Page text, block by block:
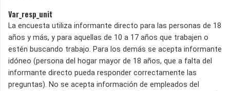
Var_resp_unit
La encuesta utiliza informante directo para las personas de 18
años y más, y para aquellas de 10 a 17 años que trabajen o
estén buscando trabajo. Para los demás se acepta informante
idóneo (persona del hogar mayor de 18 años, que a falta del
informante directo pueda responder correctamente las
preguntas). No se acepta información de empleados del